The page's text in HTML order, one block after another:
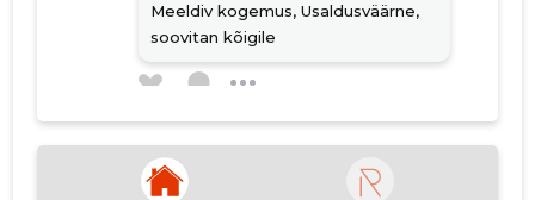
Meeldiv kogemus, Usaldusväärne,
soovitan kõigile